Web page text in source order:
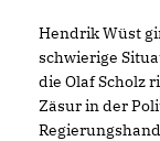
Hendrik Wüst
schwierige
die Olaf Scholz
Zäsur in der